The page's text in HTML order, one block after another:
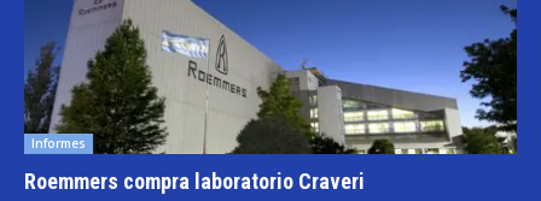
Informes
Roemmers compra laboratorio Craveri